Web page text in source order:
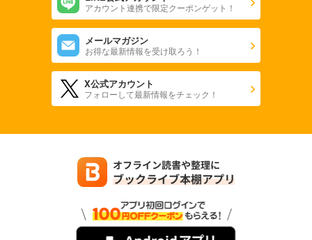
アカウント連携で限定クーポンゲット！
メールマガジン
お得な最新情報を受け取ろう！
X公式アカウント
フォローして最新情報をチェック！